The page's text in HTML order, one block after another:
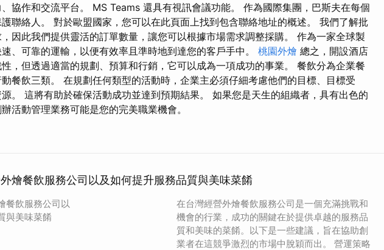
協作和交流平台。 MS Teams 還具有視訊會議功能。 作為國際集團，巴斯夫在每個
聯絡人。 對於歐盟國家，您可以在此頁面上找到包含聯絡地址的概述。 我們了解批
因此我們提供靈活的訂單數量，讓您可以根據市場需求調整採購。 作為一家全球製
、可靠的運輸，以便有效率且準時地到達您的客戶手中。 桃園外燴 總之，開設酒店
，但透過適當的規劃、預算和行銷，它可以成為一項成功的事業。 餐飲分為企業餐
餐飲三類。 在規劃任何類型的活動時，企業主必須仔細考慮他們的目標、目標受
。 這將有助於確保活動成功並達到預期結果。 如果您是天生的組織者，具有出色的
活動管理業務可能是您的完美職業機會。
燴餐飲服務公司以及如何提升服務品質與美味菜餚
餐飲服務公司以
與美味菜餚
在台灣經營外燴餐飲服務公司是一個充滿挑戰和
機會的行業，成功的關鍵在於提供卓越的服務品
質和美味的菜餚。以下是一些建議，旨在協助創
業者在這競爭激烈的市場中脫穎而出。 營運策略